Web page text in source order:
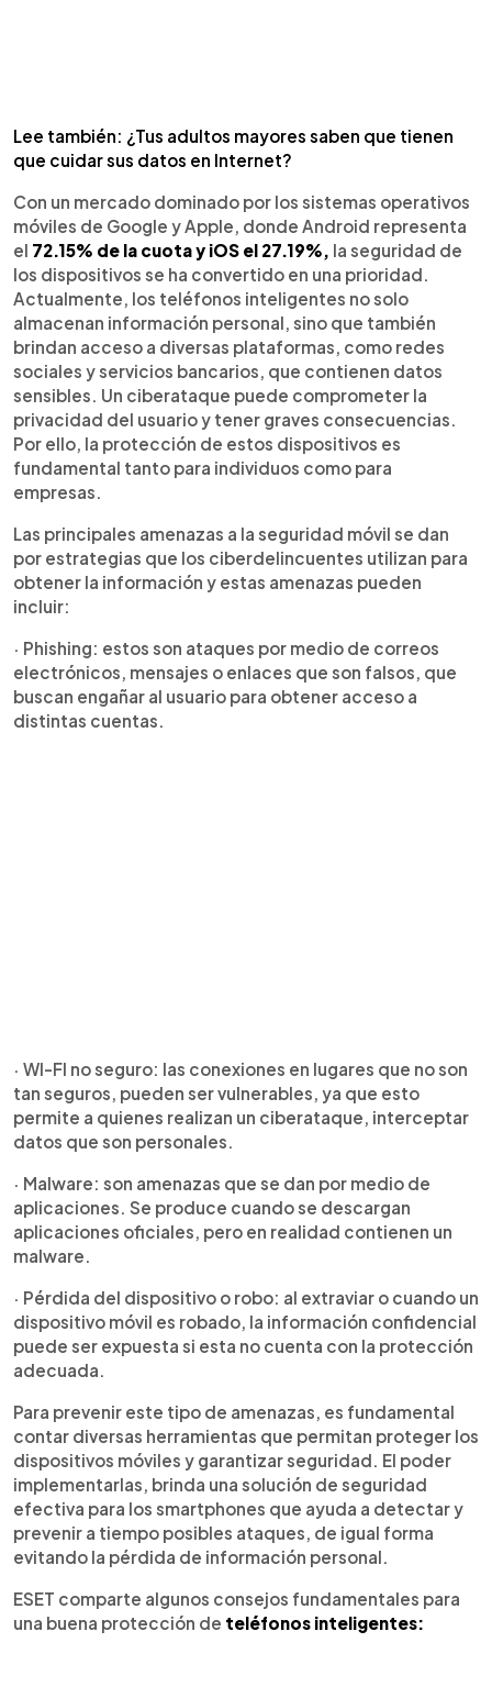
Lee también: ¿Tus adultos mayores saben que tienen
que cuidar sus datos en Internet?
Con un mercado dominado por los sistemas operativos
móviles de Google y Apple, donde Android representa
el 72.15% de la cuota y iOS el 27.19%, la seguridad de
los dispositivos se ha convertido en una prioridad.
Actualmente, los teléfonos inteligentes no solo
almacenan información personal, sino que también
brindan acceso a diversas plataformas, como redes
sociales y servicios bancarios, que contienen datos
sensibles. Un ciberataque puede comprometer la
privacidad del usuario y tener graves consecuencias.
Por ello, la protección de estos dispositivos es
fundamental tanto para individuos como para
empresas.
Las principales amenazas a la seguridad móvil se dan
por estrategias que los ciberdelincuentes utilizan para
obtener la información y estas amenazas pueden
incluir:
· Phishing: estos son ataques por medio de correos
electrónicos, mensajes o enlaces que son falsos, que
buscan engañar al usuario para obtener acceso a
distintas cuentas.
· WI-FI no seguro: las conexiones en lugares que no son
tan seguros, pueden ser vulnerables, ya que esto
permite a quienes realizan un ciberataque, interceptar
datos que son personales.
· Malware: son amenazas que se dan por medio de
aplicaciones. Se produce cuando se descargan
aplicaciones oficiales, pero en realidad contienen un
malware.
· Pérdida del dispositivo o robo: al extraviar o cuando un
dispositivo móvil es robado, la información confidencial
puede ser expuesta si esta no cuenta con la protección
adecuada.
Para prevenir este tipo de amenazas, es fundamental
contar diversas herramientas que permitan proteger los
dispositivos móviles y garantizar seguridad. El poder
implementarlas, brinda una solución de seguridad
efectiva para los smartphones que ayuda a detectar y
prevenir a tiempo posibles ataques, de igual forma
evitando la pérdida de información personal.
ESET comparte algunos consejos fundamentales para
una buena protección de teléfonos inteligentes: